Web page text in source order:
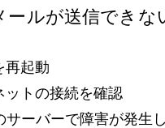
ールが送信できな
再起動
ットの接続を確認
サーバーで障害が発生